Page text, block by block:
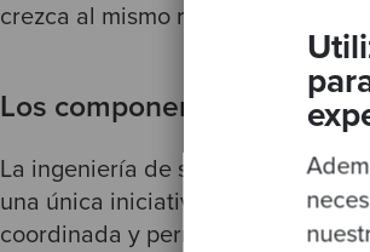
crezca al mismo ritmo.
Los componentes de la
La ingeniería de software de alto
una única iniciativa. Es el
coordinada y permiten que la